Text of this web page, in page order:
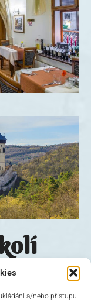
a/nebo přístupu
od
Karel IV., aby